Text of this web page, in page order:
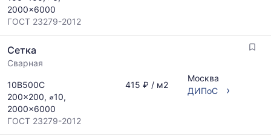
2000x6000
ГОСТ 23279-2012
Сетка
Сварная
10В500С
200x200, ⌀10,
2000x6000
ГОСТ 23279-2012
415 ₽ / м2
Москва
ДИПоС
›